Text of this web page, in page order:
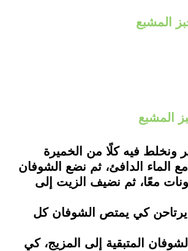
المشبع
المشبع
ونخلط فيه كلًا من الخميرة
الماء الدافئ، ثم نضع الشوفان
معًا، ثم نضيف الزيت إلى
يرتاحن كي يمتص الشوفان كل
المتبقية إلى المزيج، كي